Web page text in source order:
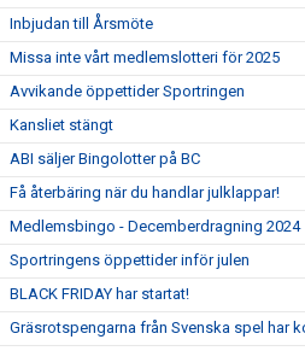
Inbjudan till Årsmöte
Missa inte vårt medlemslotteri för 2025
Avvikande öppettider Sportringen
Kansliet stängt
ABI säljer Bingolotter på BC
Få återbäring när du handlar julklappar!
Medlemsbingo - Decemberdragning 2024
Sportringens öppettider inför julen
BLACK FRIDAY har startat!
Gräsrotspengarna från Svenska spel har